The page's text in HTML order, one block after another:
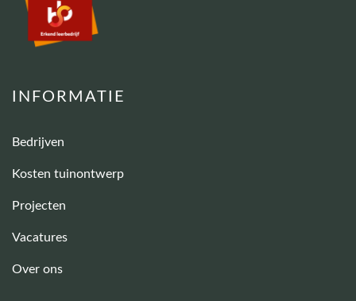
INFORMATIE
Bedrijven
Kosten tuinontwerp
Projecten
Vacatures
Over ons